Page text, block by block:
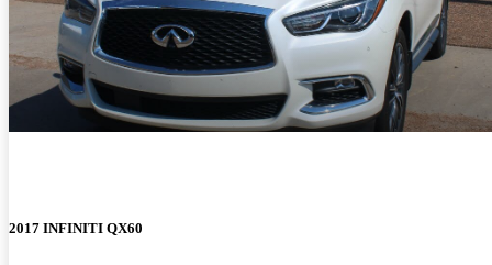
2017 INFINITI QX60